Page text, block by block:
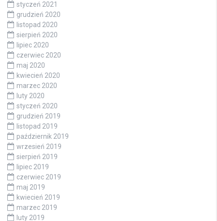
styczeń 2021
grudzień 2020
listopad 2020
sierpień 2020
lipiec 2020
czerwiec 2020
maj 2020
kwiecień 2020
marzec 2020
luty 2020
styczeń 2020
grudzień 2019
listopad 2019
październik 2019
wrzesień 2019
sierpień 2019
lipiec 2019
czerwiec 2019
maj 2019
kwiecień 2019
marzec 2019
luty 2019